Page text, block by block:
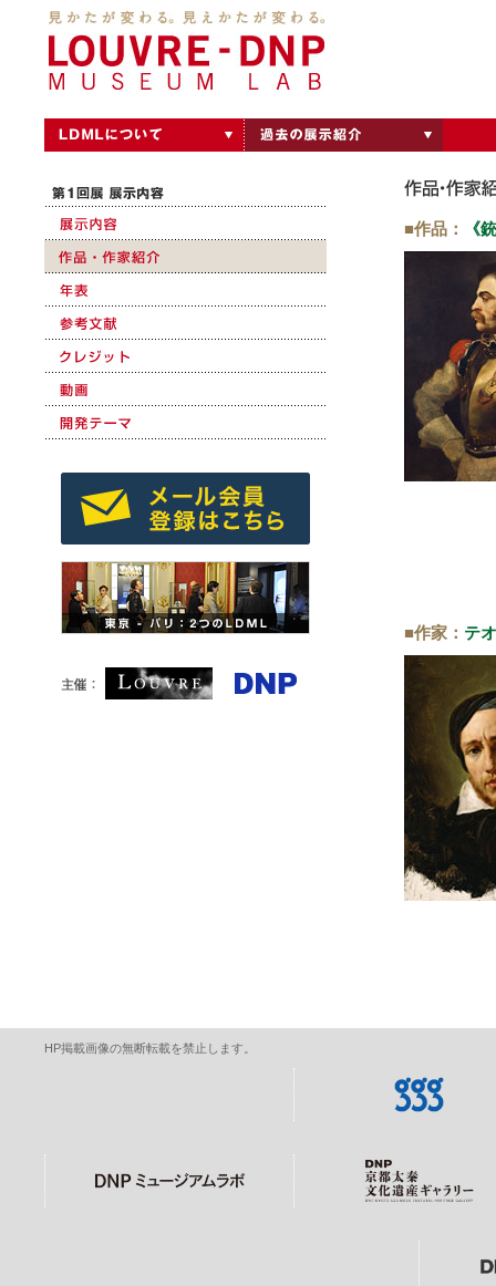
■作品： 《
■作家： テ
HP掲載画像の無断転載を禁止します。